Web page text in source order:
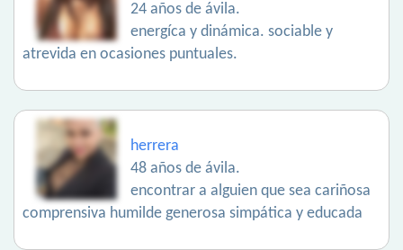
24 años de ávila.
energíca y dinámica. sociable y
atrevida en ocasiones puntuales.
herrera
48 años de ávila.
encontrar a alguien que sea cariñosa
comprensiva humilde generosa simpática y educada